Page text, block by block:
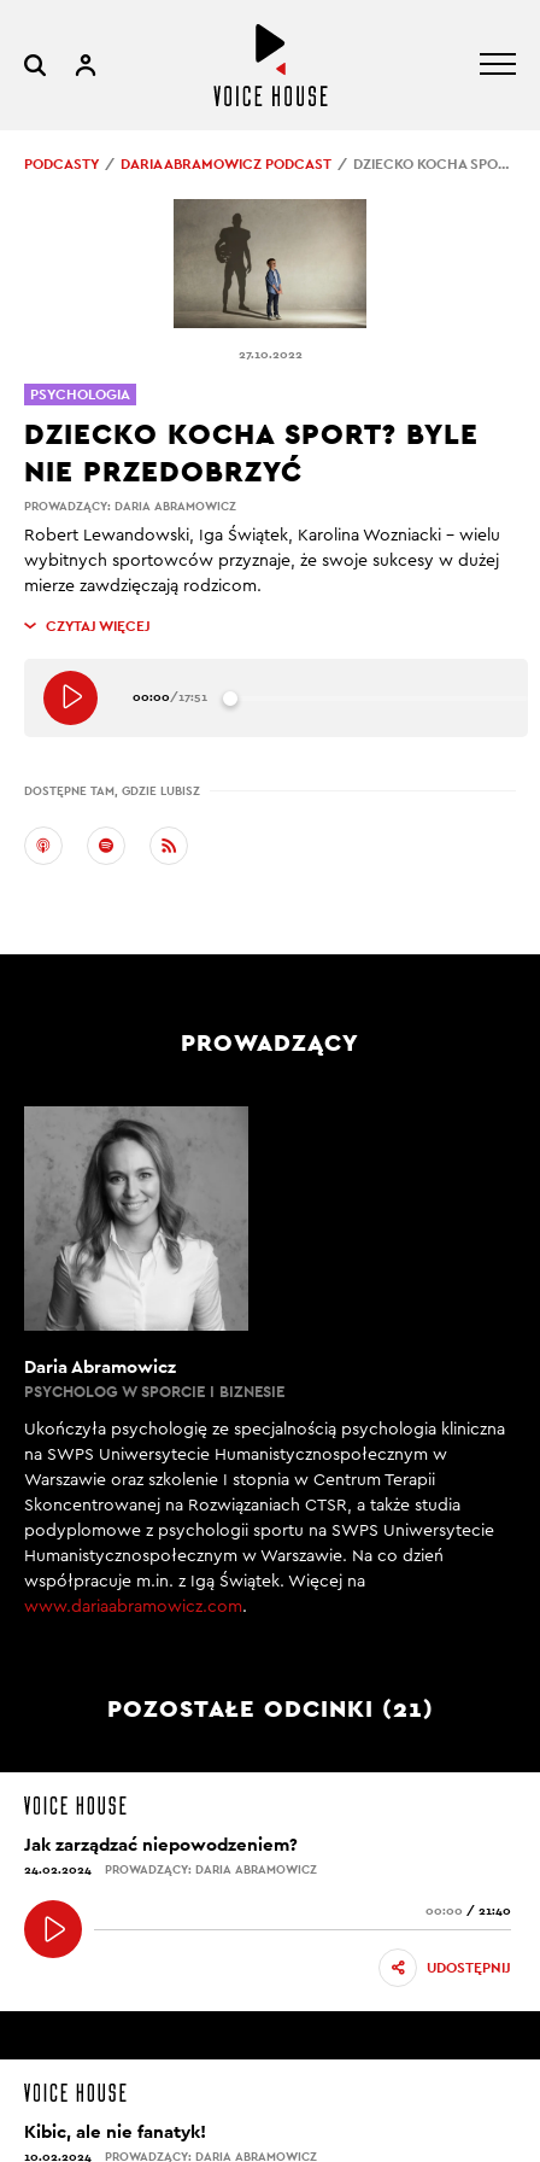
PODCASTY DARIA ABRAMOWICZ PODCAST DZIECKO KOCHA SPORT? BYLE NIE PRZEDOBRZYĆ
27.10.2022
PROWADZĄCY: DARIA ABRAMOWICZ
DZIECKO KOCHA SPORT? BYLE
NIE PRZEDOBRZYĆ
Robert Lewandowski, Iga Świątek, Karolina Wozniacki – wielu
wybitnych sportowców przyznaje, że swoje sukcesy w dużej
mierze zawdzięczają rodzicom.
CZYTAJ WIĘCEJ
00:00/17:51
DOSTĘPNE TAM, GDZIE LUBISZ
PSYCHOLOGIA
PROWADZĄCY
Daria Abramowicz
PSYCHOLOG W SPORCIE I BIZNESIE
Ukończyła psychologię ze specjalnością psychologia kliniczna
na SWPS Uniwersytecie Humanistycznospołecznym w
Warszawie oraz szkolenie I stopnia w Centrum Terapii
Skoncentrowanej na Rozwiązaniach CTSR, a także studia
podyplomowe z psychologii sportu na SWPS Uniwersytecie
Humanistycznospołecznym w Warszawie. Na co dzień
współpracuje m.in. z Igą Świątek. Więcej na
www.dariaabramowicz.com.
POZOSTAŁE ODCINKI (21)
Jak zarządzać niepowodzeniem?
24.02.2024 PROWADZĄCY: DARIA ABRAMOWICZ
00:00 / 21:40
UDOSTĘPNIJ
Kibic, ale nie fanatyk!
10.02.2024 PROWADZĄCY: DARIA ABRAMOWICZ